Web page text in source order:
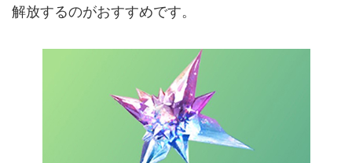
解放するのがおすすめです。